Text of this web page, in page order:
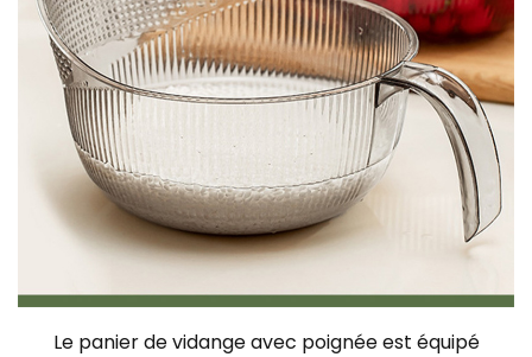
Le panier de vidange avec poignée est équipé